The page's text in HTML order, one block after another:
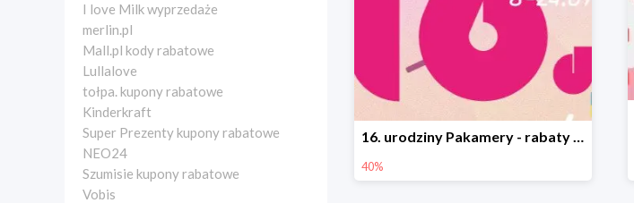
I love Milk wyprzedaże
merlin.pl
Mall.pl kody rabatowe
Lullalove
tołpa. kupony rabatowe
Kinderkraft
Super Prezenty kupony rabatowe
NEO24
Szumisie kupony rabatowe
Vobis
16. urodziny Pakamery - rabaty do -40%
40%